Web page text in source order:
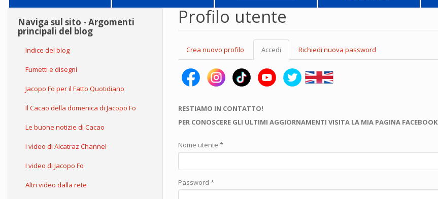
Naviga sul sito - Argomenti
principali del blog
Indice del blog
Fumetti e disegni
Jacopo Fo per il Fatto Quotidiano
Il Cacao della domenica di Jacopo Fo
Le buone notizie di Cacao
I video di Alcatraz Channel
I video di Jacopo Fo
Altri video dalla rete
Profilo utente
primarie
Crea nuovo profilo Accedi (scheda
attiva)
Richiedi nuova password
RESTIAMO IN CONTATTO!
PER CONOSCERE GLI ULTIMI AGGIORNAMENTI VISITA LA MIA PAGINA FACEBOOK
Nome utente *
Password *